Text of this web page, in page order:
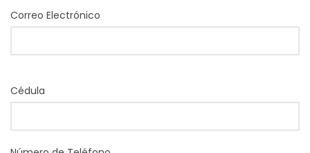
Correo Electrónico
Cédula